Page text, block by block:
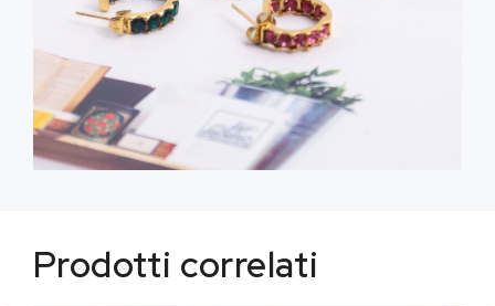
Prodotti correlati